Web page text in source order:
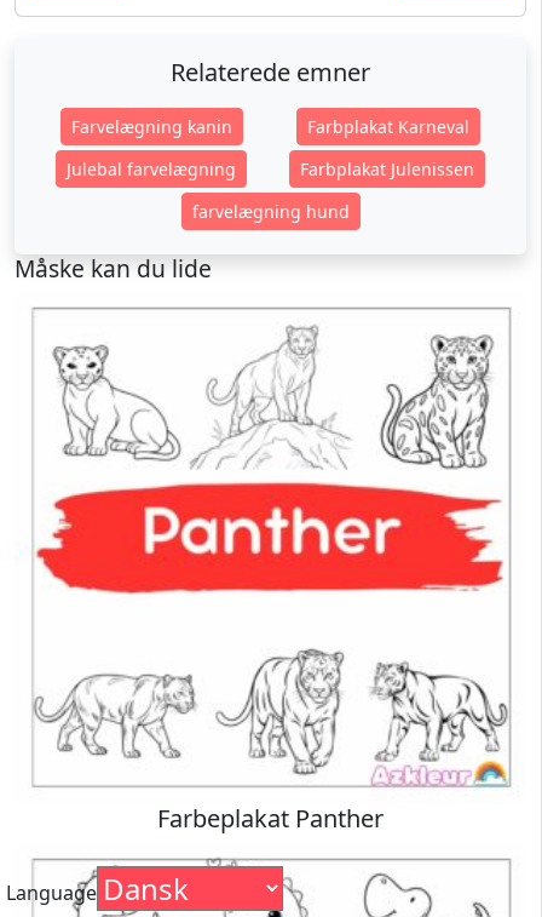
Relaterede emner
Farvelægning kanin
Farbplakat Karneval
Julebal farvelægning
Farbplakat Julenissen
farvelægning hund
Måske kan du lide
Farbeplakat Panther
Language